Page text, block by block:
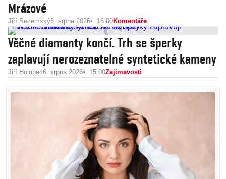
Mrázové
Jiří Sezemský6. srpna 2026 16:00Komentáře
Věčné diamanty končí. Trh se šperky
zaplavují nerozeznatelné syntetické kameny
Jiří Holubec6. srpna 2026 15:00Zajímavosti